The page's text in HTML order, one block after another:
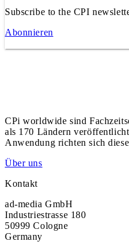
Subscribe to the CPI
Abonnieren
CPi worldwide sind
als 170 Ländern
Anwendung richten sich
Über uns
Kontakt
ad-media GmbH
Industriestrasse 180
50999 Cologne
Germany